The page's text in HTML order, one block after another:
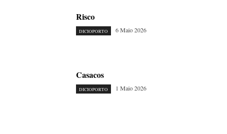
Risco
DICIOPORTO 6 Maio 2026
Casacos
DICIOPORTO 1 Maio 2026